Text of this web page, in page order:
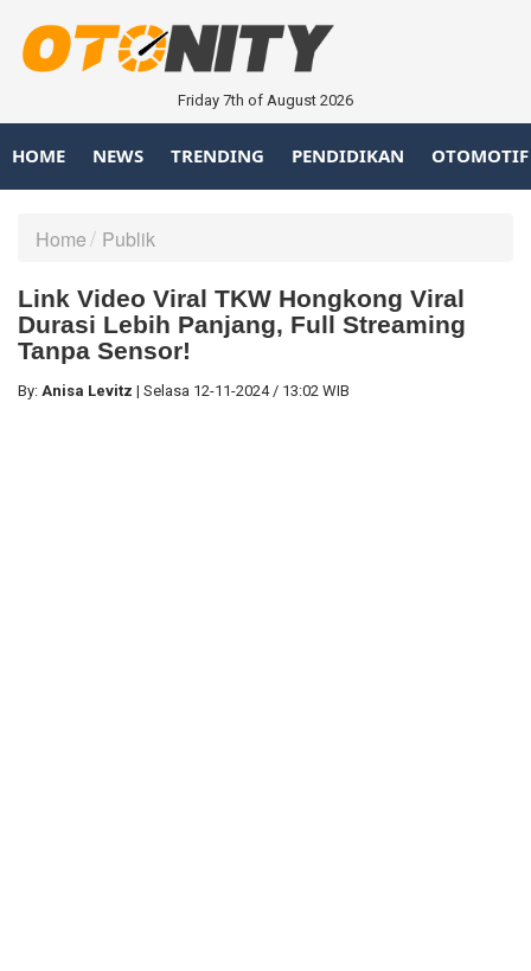
Friday 7th of August 2026
HOME NEWS TRENDING PENDIDIKAN OTOMOTIF
Home Publik
Link Video Viral TKW Hongkong Viral
Durasi Lebih Panjang, Full Streaming
Tanpa Sensor!
By: Anisa Levitz | Selasa 12-11-2024 / 13:02 WIB